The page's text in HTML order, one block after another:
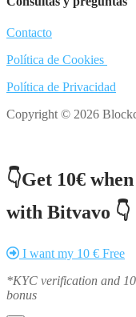
Contacto
Política de Cookies
Política de Privacidad
Copyright © 2026
👇Get 10€
with Bitvavo 👇
I want my 10 € Free
*KYC verification and
bonus